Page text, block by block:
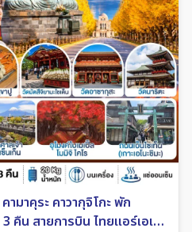
ามาคุระ คาวากุจิโกะ พัก
คืน สายการบิน ไทยแอร์เอเชีย